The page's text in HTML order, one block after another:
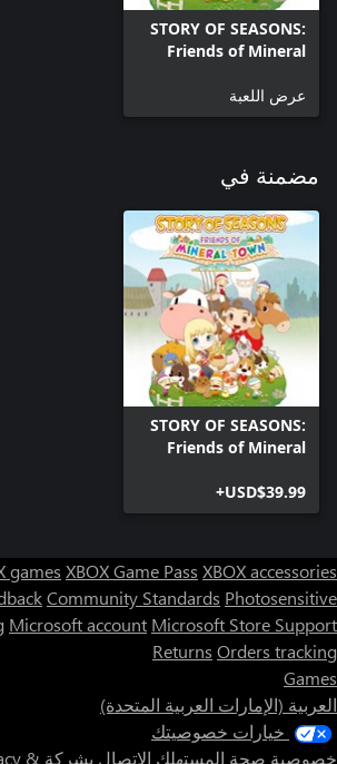
STORY OF SEASONS:
Friends of Mineral
Edition
عرض اللعبة
مضمنة في
STORY OF SEASONS:
Friends of Mineral
Edition
USD$39.99+
games XBOX Game Pass XBOX accessories
Community Standards Photosensitive
Microsoft account Microsoft Store Support
Returns Orders tracking
Games
العربية (الإمارات العربية المتحدة)
خيارات خصوصيتك
خصوصية صحة المستهلك الاتصال بشركة Microsoft &